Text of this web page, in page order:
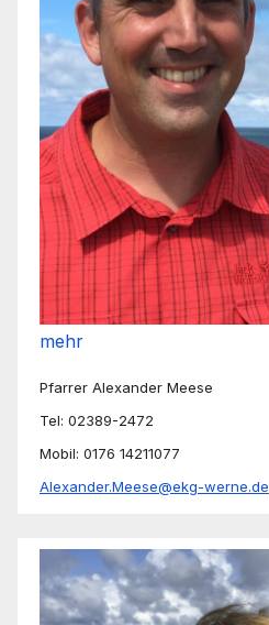
mehr
Pfarrer Alexander Meese
Tel: 02389-2472
Mobil: 0176 14211077
Alexander.Meese@ekg-werne.de